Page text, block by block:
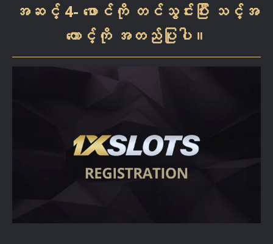
အဆင့် 4- ဖောင်ကို တင်သွင်းပြီး သင့်အ
ကောင့်ကို အတည်ပြုပါ။